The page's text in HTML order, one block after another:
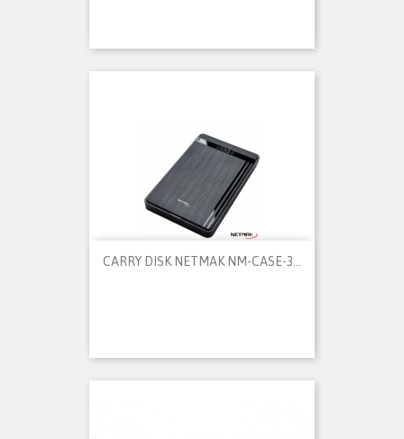
CARRY DISK NETMAK NM-CASE-3...